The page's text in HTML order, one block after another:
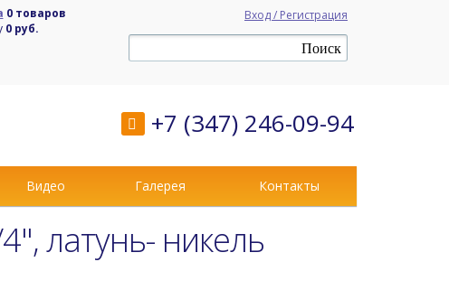
0 товаров
0 руб.
Вход / Регистрация
+7 (347) 246-09-94
Видео Галерея Контакты
латунь- никель